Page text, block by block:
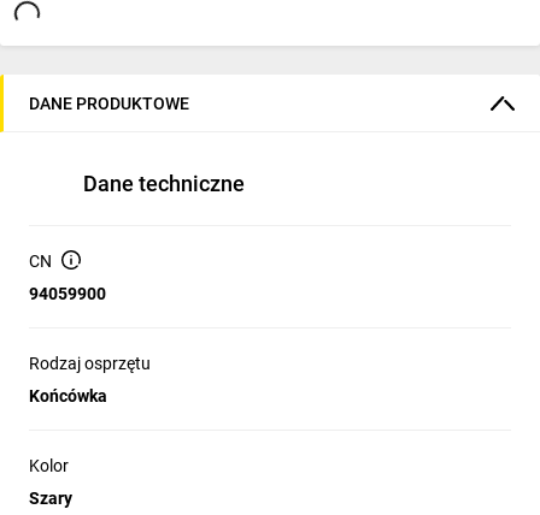
DANE PRODUKTOWE
Dane techniczne
CN
94059900
Rodzaj osprzętu
Końcówka
Kolor
Szary